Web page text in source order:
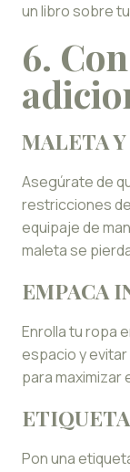
un libro sobre
6.
MALETA
Asegúrate de
restricciones
equipaje de
maleta se
EMPACA
Enrolla tu ropa
espacio y
para maximizar
Pon una